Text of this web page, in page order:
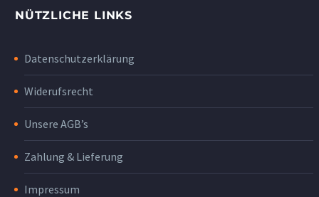
NÜTZLICHE LINKS
Datenschutzerklärung
Widerufsrecht
Unsere AGB’s
Zahlung & Lieferung
Impressum